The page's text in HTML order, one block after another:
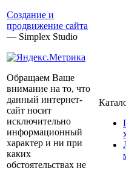
Создание и
продвижение сайта
— Simplex Studio
Обращаем Ваше
внимание на то, что
данный интернет-
сайт носит
исключительно
информационный
характер и ни при
каких
обстоятельствах не